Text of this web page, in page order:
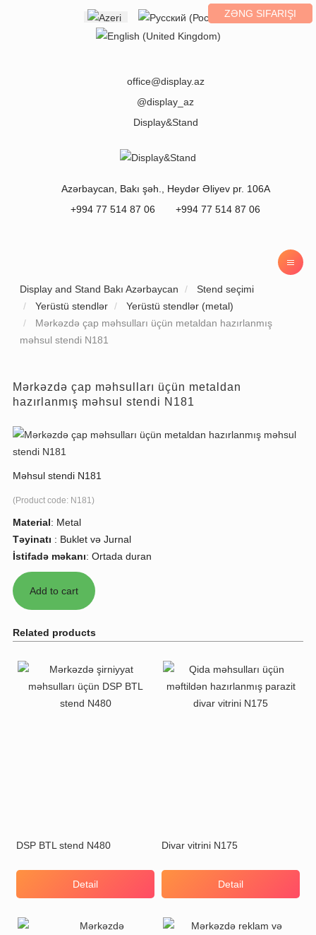
Select your language ZƏNG SIFARIŞI
office@display.az
@display_az
Display&Stand
Azərbaycan Bakı şəh., Heydər Əliyev pr. 106A
+994 77 514 87 06
+994 77 514 87 06
Display and Stand Bakı Azərbaycan
Stend seçimi
Yerüstü stendlər
Yerüstü stendlər (metal)
Mərkəzdə çap məhsulları üçün metaldan hazırlanmış
məhsul stendi N181
Mərkəzdə çap məhsulları üçün metaldan
hazırlanmış məhsul stendi N181
Məhsul stendi N181
(Product code: N181)
Material: Metal
Təyinatı : Buklet və Jurnal
İstifadə məkanı: Ortada duran
Related products
DSP BTL stend N480
Detail
Divar vitrini N175
Detail